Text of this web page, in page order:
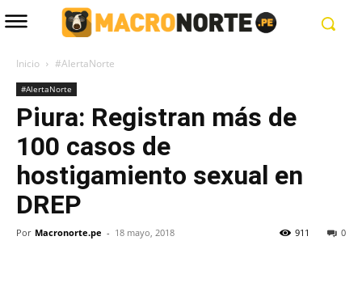
Inicio #AlertaNorte
#AlertaNorte
Piura: Registran más de
100 casos de
hostigamiento sexual en
DREP
Por Macronorte.pe - 18 mayo, 2018 0
911